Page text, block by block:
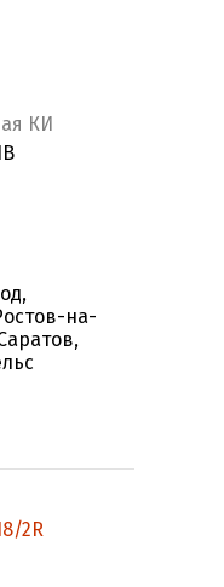
КИ
на-
2R